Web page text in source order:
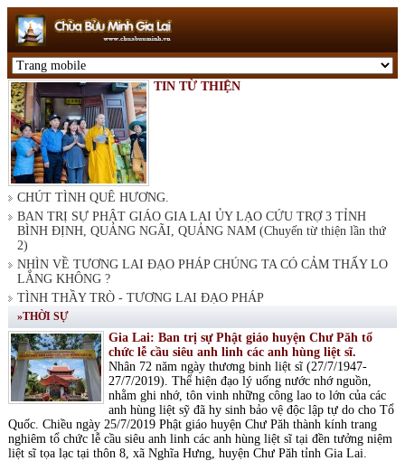
TIN TỪ THIỆN
CHÚT TÌNH QUÊ HƯƠNG.
BAN TRỊ SỰ PHẬT GIÁO GIA LAI ỦY LẠO CỨU TRỢ 3 TỈNH
BÌNH ĐỊNH, QUẢNG NGÃI, QUẢNG NAM (Chuyến từ thiện lần thứ
2)
NHÌN VỀ TƯƠNG LAI ĐẠO PHÁP CHÚNG TA CÓ CẢM THẤY LO
LẮNG KHÔNG ?
TÌNH THẦY TRÒ - TƯƠNG LAI ĐẠO PHÁP
»THỜI SỰ
Gia Lai: Ban trị sự Phật giáo huyện Chư Păh tổ
chức lễ cầu siêu anh linh các anh hùng liệt sĩ.
Nhân 72 năm ngày thương binh liệt sĩ (27/7/1947-
27/7/2019). Thể hiện đạo lý uống nước nhớ nguồn,
nhằm ghi nhớ, tôn vinh những công lao to lớn của các
anh hùng liệt sỹ đã hy sinh bảo vệ độc lập tự do cho Tổ
Quốc. Chiều ngày 25/7/2019 Phật giáo huyện Chư Păh thành kính trang
nghiêm tổ chức lễ cầu siêu anh linh các anh hùng liệt sĩ tại đền tưởng niệm
liệt sĩ tọa lạc tại thôn 8, xã Nghĩa Hưng, huyện Chư Păh tỉnh Gia Lai.